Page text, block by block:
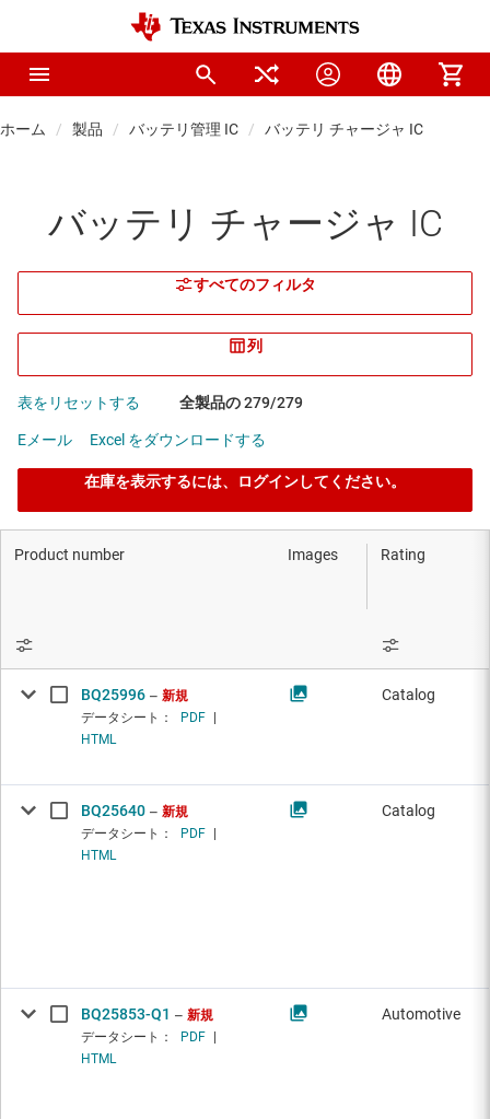
ホーム 製品 バッテリ管理 IC バッテリ チャージャ IC
バッテリ チャージャ IC
すべてのフィルタ
列
表をリセットする 全製品の 279/279
Eメール Excel をダウンロードする
在庫を表示するには、ログインしてください。
Rating
Product number Images
BQ25996
新規
データシート：
PDF
HTML
Catalog
BQ25640
新規
データシート：
PDF
HTML
Catalog
BQ25853-Q1
新規
データシート：
PDF
HTML
Automotive